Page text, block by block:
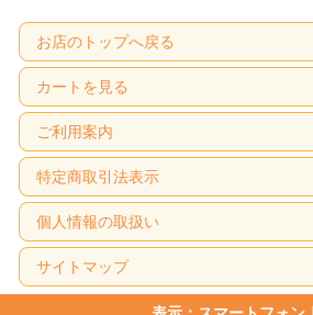
お店のトップへ戻る
カートを見る
ご利用案内
特定商取引法表示
個人情報の取扱い
サイトマップ